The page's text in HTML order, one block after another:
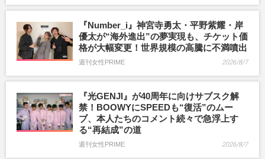
『Number_i』神宮寺勇太・平野紫耀・岸
優太が“海外進出”の夢実現も、チケット価
格が大幅変更！世界規模の高騰に不満噴出
週刊女性PRIME 2026/8/7
『光GENJI』が40周年に向けサブスク解
禁！BOOWYにSPEEDも“復活”のムー
ブ、本人たちのコメント続々で急浮上す
る“再結成”の道
週刊女性PRIME 2026/8/7